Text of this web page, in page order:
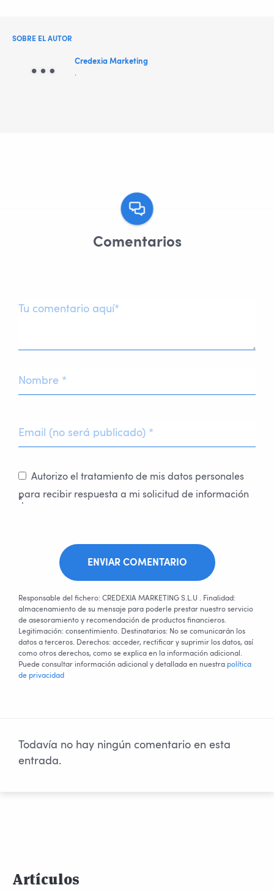
SOBRE EL AUTOR
Credexia Marketing
.
Comentarios
Autorizo el tratamiento de mis datos personales
para recibir respuesta a mi solicitud de información
*.
ENVIAR COMENTARIO
Responsable del fichero: CREDEXIA MARKETING S.L.U . Finalidad:
almacenamiento de su mensaje para poderle prestar nuestro servicio
de asesoramiento y recomendación de productos financieros.
Legitimación: consentimiento. Destinatarios: No se comunicarán los
datos a terceros. Derechos: acceder, rectificar y suprimir los datos, así
como otros derechos, como se explica en la información adicional.
Puede consultar información adicional y detallada en nuestra política
de privacidad
Todavía no hay ningún comentario en esta
entrada.
Artículos